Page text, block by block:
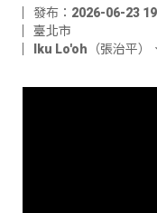
發布：2026-06-23
臺北市
Iku Lo'oh（張治平）